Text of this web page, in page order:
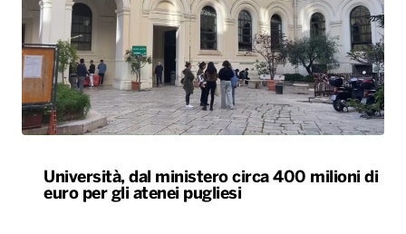
Università, dal ministero circa 400 milioni di
euro per gli atenei pugliesi